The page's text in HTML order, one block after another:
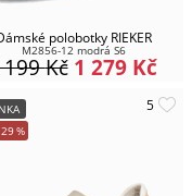
polobotky RIEKER
M2856-12 modrá S6
1 279 Kč
199Kč
29%